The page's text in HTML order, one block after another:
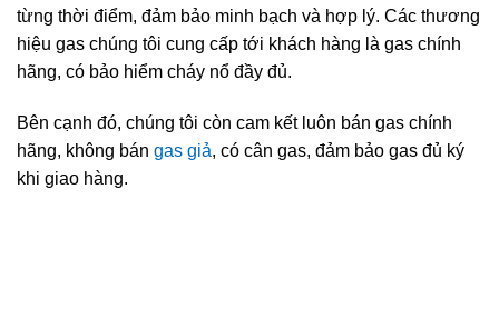
từng thời điểm, đảm bảo minh bạch và hợp lý. Các thương
hiệu gas chúng tôi cung cấp tới khách hàng là gas chính
hãng, có bảo hiểm cháy nổ đầy đủ.
Bên cạnh đó, chúng tôi còn cam kết luôn bán gas chính
hãng, không bán gas giả, có cân gas, đảm bảo gas đủ ký
khi giao hàng.